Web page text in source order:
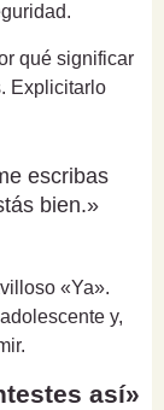
qué significar
Explicitarlo
escribas
bien.»
«Ya».
y,
así»